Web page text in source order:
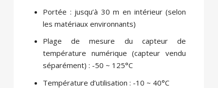
Portée : jusqu’à 30 m en intérieur (selon
les matériaux environnants)
Plage de mesure du capteur de
température numérique (capteur vendu
séparément) : -50 ~ 125°C
Température d’utilisation : -10 ~ 40°C